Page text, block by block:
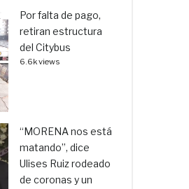
Por falta de pago,
retiran estructura
del Citybus
6.6k views
“MORENA nos está
matando”, dice
Ulises Ruiz rodeado
de coronas y un